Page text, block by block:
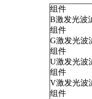
组件
B激发光波
组件
G激发光波
组件
U激发光波
组件
V激发光波
组件